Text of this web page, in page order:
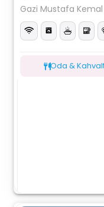
Gazi Mustafa Kemal
Oda &